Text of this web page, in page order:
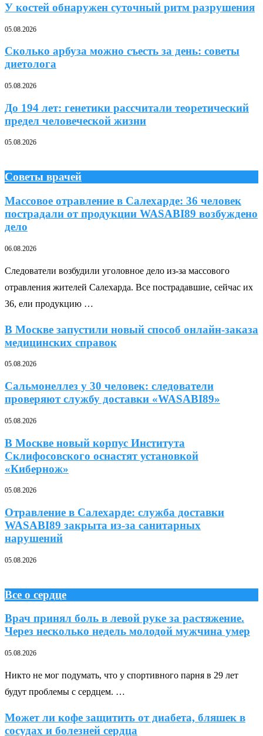
У костей обнаружен суточный ритм разрушения
05.08.2026
Сколько арбуза можно съесть за день: советы
диетолога
05.08.2026
До 194 лет: генетики рассчитали теоретический
предел человеческой жизни
05.08.2026
Советы врачей
Массовое отравление в Салехарде: 36 человек
пострадали от продукции WASABI89 возбуждено
дело
06.08.2026
Следователи возбудили уголовное дело из-за массового
отравления жителей Салехарда. Все пострадавшие, сейчас их
36, ели продукцию …
В Москве запустили новый способ онлайн-заказа
медицинских справок
05.08.2026
Сальмонеллез у 30 человек: следователи
проверяют службу доставки «WASABI89»
05.08.2026
В Москве новый корпус Института
Склифосовского оснастят установкой
«Кибернож»
05.08.2026
Отравление в Салехарде: служба доставки
WASABI89 закрыта из-за санитарных
нарушений
05.08.2026
Все о сердце
Врач принял боль в левой руке за растяжение.
Через несколько недель молодой мужчина умер
05.08.2026
Никто не мог подумать, что у спортивного парня в 29 лет
будут проблемы с сердцем. …
Может ли кофе защитить от диабета, бляшек в
сосудах и болезней сердца